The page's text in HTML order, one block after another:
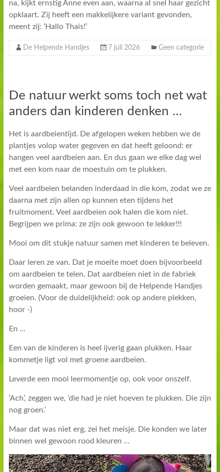
na, kijkt ernstig Anne even aan, waarna al snel haar gezicht
opklaart. Zij heeft een makkelijkere variant gevonden,
meent zij: ‘Hallo Thais!’
De Helpende Handjes 7 juli 2026 Geen categorie
De natuur werkt soms toch net wat
anders dan kinderen denken …
Het is aardbeientijd. De afgelopen weken hebben we de
plantjes volop water gegeven en dat heeft geloond: er
hangen veel aardbeien aan. En dus gaan we elke dag wel
met een kom naar de moestuin om te plukken.
Veel aardbeien belanden inderdaad in die kom, zodat we ze
daarna met zijn allen op kunnen eten tijdens het
fruitmoment. Veel aardbeien ook halen die kom niet.
Begrijpen we prima: ze zijn ook gewoon te lekker!!!
Mooi om dit stukje natuur samen met kinderen te beleven.
Daar leren ze van. Dat je moeite moet doen bijvoorbeeld
om aardbeien te telen. Dat aardbeien niet in de fabriek
worden gemaakt, maar gewoon bij de Helpende Handjes
groeien. (Voor de duidelijkheid: ook op andere plekken,
hoor -)
En …
Een van de kinderen is heel ijverig gaan plukken. Haar
kommetje ligt vol met groene aardbeien.
Leverde een mooi leermomentje op, ook voor onszelf.
‘Ach’, zeggen we, ‘die had je niet hoeven te plukken. Die zijn
nog groen.’
Maar dat was niet erg, zei het meisje. Die konden we later
binnen wel gewoon rood kleuren …